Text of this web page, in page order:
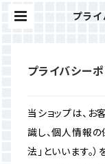
プラ
プライバシー
当ショップは、
識し、個人情報
法」といいます。